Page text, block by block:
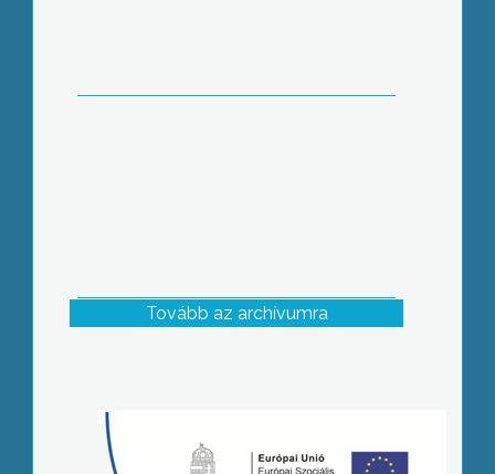
Tovább az archívumra